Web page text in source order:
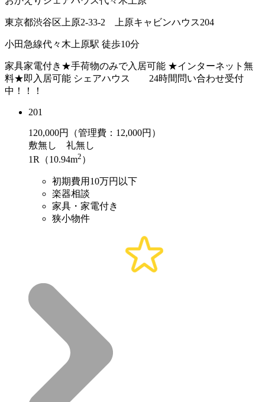
東京都渋谷区上原2-33-2 上原キャビンハウス204
小田急線代々木上原駅 徒歩10分
家具家電付き★手荷物のみで入居可能 ★インターネット無
料★即入居可能 シェアハウス 24時間問い合わせ受付
中！！！
201
120,000円（管理費：12,000円）
敷無し 礼無し
1R（10.94m2 ）
初期費用10万円以下
楽器相談
家具・家電付き
狭小物件